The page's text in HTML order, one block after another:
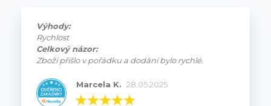
Výhody:
Rychlost
Celkový názor:
Zboží přišlo v pořádku a dodání bylo rychlé.
Marcela K. 28.05.2025